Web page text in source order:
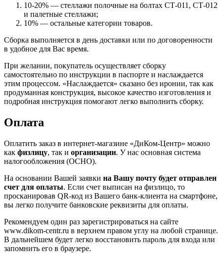
10-20% — стеллажи полочные на болтах СТ-011, СТ-012
и палетные стеллажи;
10% — остальные категории товаров.
Сборка выполняется в день доставки или по договоренности
в удобное для Вас время.
При желании, покупатель осуществляет сборку
самостоятельно по инструкции в паспорте и наслаждается
этим процессом. «Наслаждается» сказано без иронии, так как
продуманная конструкция, высокое качество изготовления и
подробная инструкция помогают легко выполнить сборку.
Оплата
Оплатить заказ в интернет-магазине «ДиКом-Центр» можно
как физлицу, так и организации. У нас основная система
налогообложения (ОСНО).
На основании Вашей заявки на Вашу почту будет отправлен
счет для оплаты. Если счет выписан на физлицо, то
просканировав QR-код из Вашего банк-клиента на смартфоне,
вы легко получите банковские реквизиты для оплаты.
Рекомендуем один раз зарегистрироваться на сайте
www.dikom-centr.ru в верхнем правом углу на любой странице.
В дальнейшем будет легко восстановить пароль для входа или
запомнить его в браузере.